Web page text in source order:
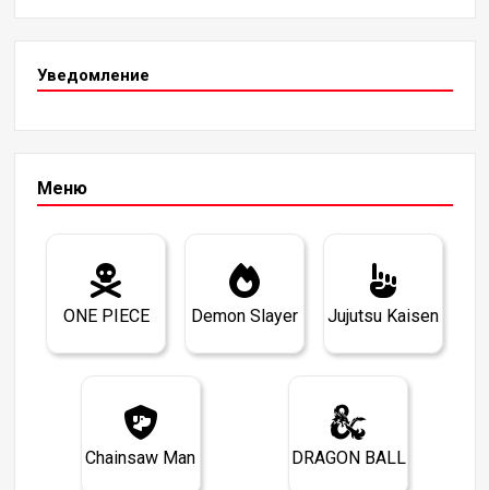
Уведомление
Меню
ONE PIECE Demon Slayer Jujutsu Kaisen
Chainsaw Man DRAGON BALL